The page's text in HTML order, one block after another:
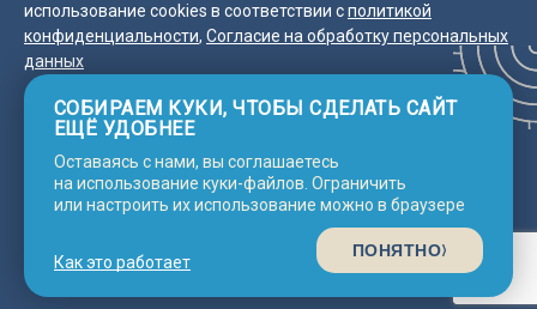
использование cookies в соответствии сполитикой
конфиденциальности, Согласие на обработку персональных
данных
2025 © Neco
Политика
конфиденциальности
Согласие на обработку
персональных данных
СОБИРАЕМ КУКИ, ЧТОБЫ СДЕЛАТЬ САЙТ
ЕЩЁ УДОБНЕЕ
Оставаясь с нами, вы соглашаетесь
на использование куки-файлов. Ограничить
или настроить их использование можно в браузере
Как это работает
ПОНЯТНО